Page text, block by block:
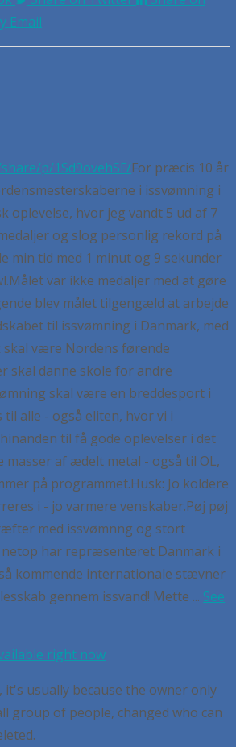
Email
p/1Sd9ovehSF/For præcis 10 år
i issvømning i
oplevelse, hvor jeg vandt 5 ud af 7
og slog personlig rekord på
min tid med 1 minut og 9 sekunder
Målet var ikke medaljer med at gøre
blev målet tilgengæld at arbejde
til issvømning i Danmark, med
skal være Nordens førende
skal danne skole for andre
skal være en breddesport i
til alle - også eliten, hvor vi i
til få gode oplevelser i det
masser af ædelt metal - også til OL,
på programmet.Husk: Jo koldere
i - jo varmere venskaber.Pøj pøj
med issvømnng og stort
netop har repræsenteret Danmark i
kommende internationale stævner
gennem issvand! Mette ... See
right now
it's usually because the owner only
group of people, changed who can